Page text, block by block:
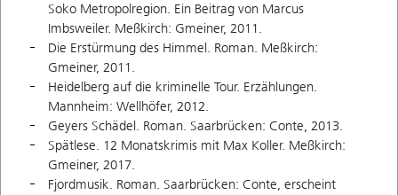
Soko Metropolregion. Ein Beitrag von Marcus
Imbsweiler. Meßkirch: Gmeiner, 2011.
Die Erstürmung des Himmel. Roman. Meßkirch:
Gmeiner, 2011.
Heidelberg auf die kriminelle Tour. Erzählungen.
Mannheim: Wellhöfer, 2012.
Geyers Schädel. Roman. Saarbrücken: Conte, 2013.
Spätlese. 12 Monatskrimis mit Max Koller. Meßkirch:
Gmeiner, 2017.
Fjordmusik. Roman. Saarbrücken: Conte, erscheint